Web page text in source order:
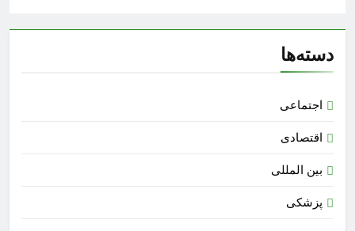
دسته‌ها
اجتماعی
اقتصادی
بین المللی
پزشکی